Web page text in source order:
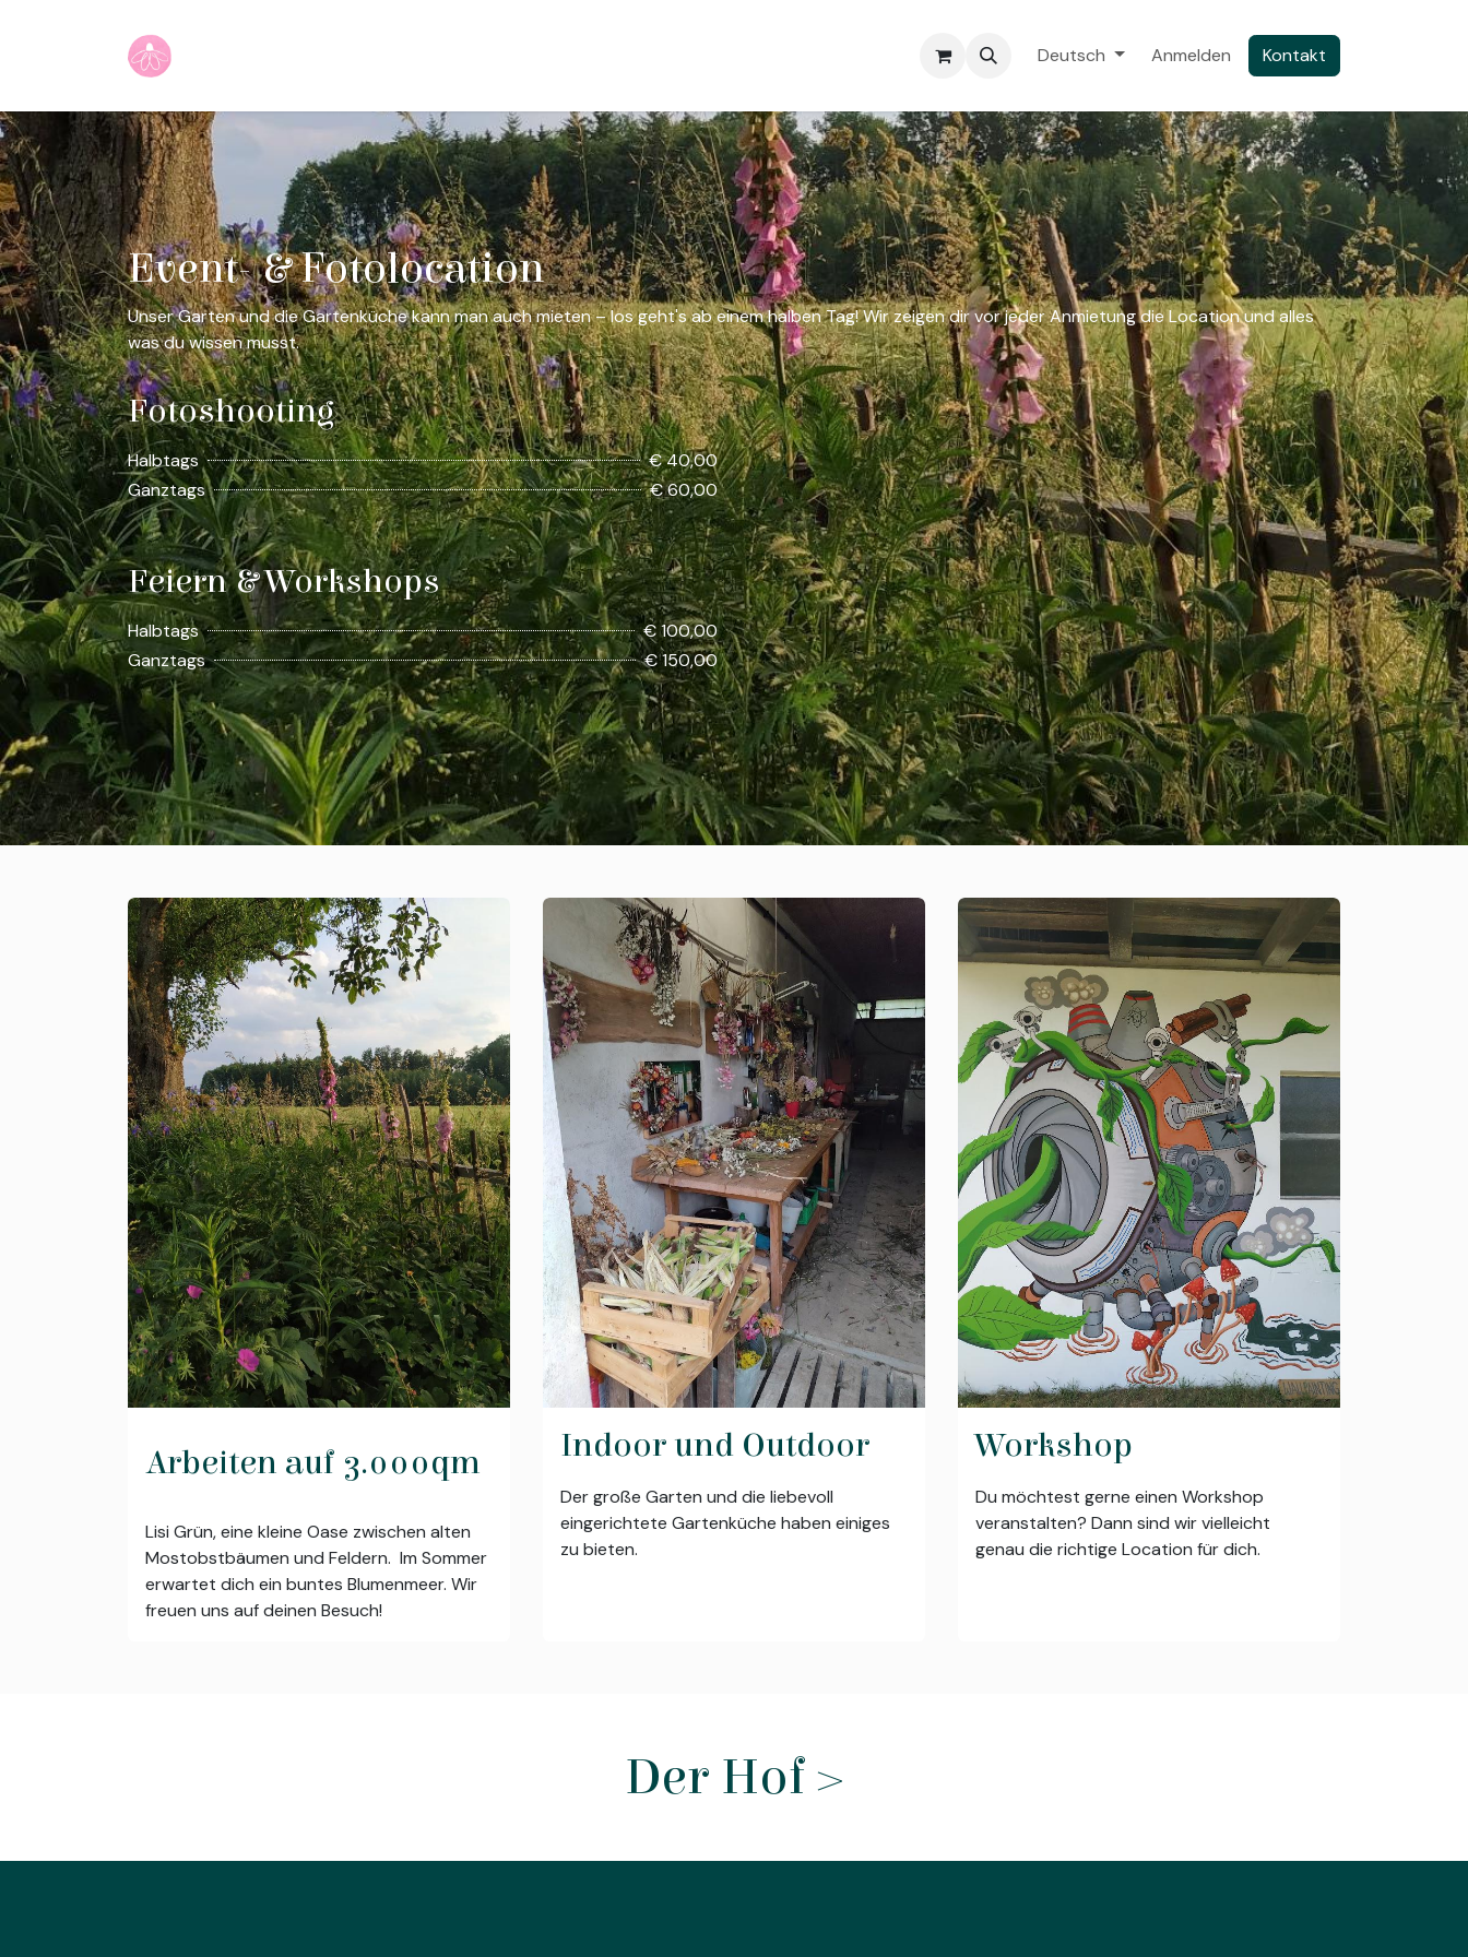
Immobilien Camping Map
Deutsch Anmelden Kontakt
Event- & Fotolocation
Unser Garten und die Gartenküche kann man auch mieten – los geht's ab einem halben Tag! Wir zeigen dir vor jeder Anmietung die Location und alles
was du wissen musst.
Fotoshooting
Halbtags
€ 40,00
Ganztags
€ 60,00
Feiern & Workshops
Halbtags
€ 100,00
Ganztags
€ 150,00
Arbeiten auf 3.000qm
Lisi Grün, eine kleine Oase zwischen alten
Mostobstbäumen und Feldern. Im Sommer
erwartet dich ein buntes Blumenmeer. Wir
freuen uns auf deinen Besuch!
Indoor und Outdoor
Der große Garten und die liebevoll
eingerichtete Gartenküche haben einiges
zu bieten.
Workshop
Du möchtest gerne einen Workshop
veranstalten? Dann sind wir vielleicht
genau die richtige Location für dich.
Der Hof >